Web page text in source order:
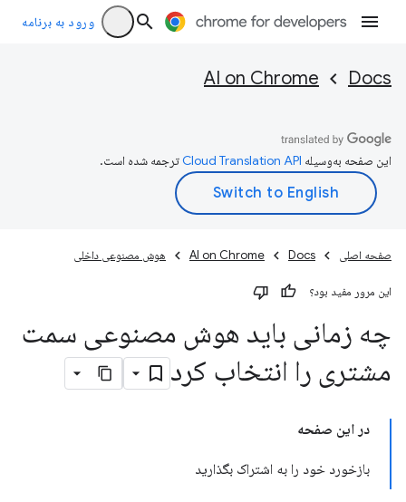
ورود به برنامه
Docs
AI on Chrome
این صفحه به‌وسیله ترجمه شده است.
صفحه اصلی Docs
AI on Chrome هوش مصنوعی داخلی
این مرور مفید بود؟
چه زمانی باید هوش مصنوعی سمت
مشتری را انتخاب کرد
در این صفحه
بازخورد خود را به اشتراک بگذارید